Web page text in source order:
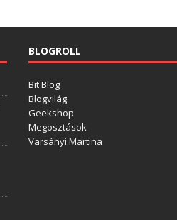
BLOGROLL
Bit Blog
Blogvilág
Geekshop
Megosztások
Varsányi Martina